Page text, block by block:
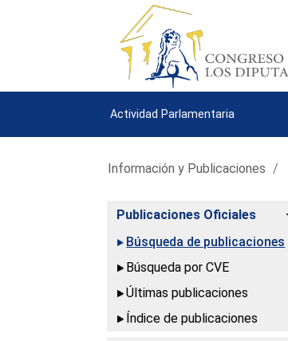
Actividad Parlamentaria
Información y Publicaciones
Publicaciones Oficiales
Búsqueda de publicaciones
Búsqueda por CVE
Últimas publicaciones
Índice de publicaciones